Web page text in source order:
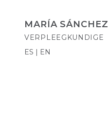
MARÍA SÁNCHEZ
VERPLEEGKUNDIGE
ES | EN